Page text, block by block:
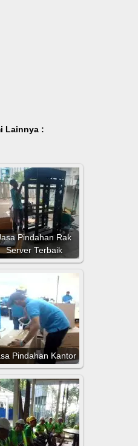
Lainnya :
Pindahan Rak
Server Terbaik
Pindahan Kantor